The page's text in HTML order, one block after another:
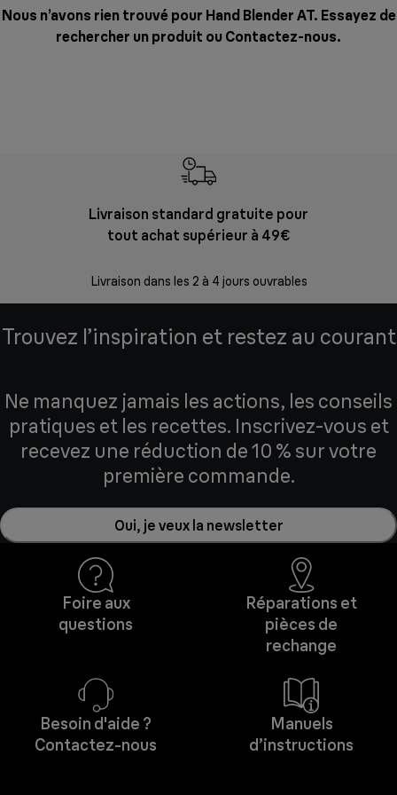
Nous n’avons rien trouvé pour Hand Blender AT. Essayez de
rechercher un produit ou Contactez-nous.
Livraison standard gratuite pour
tout achat supérieur à 49€
Livraison dans les 2 à 4 jours ouvrables
Trouvez l’inspiration et restez au courant
Ne manquez jamais les actions, les conseils
pratiques et les recettes. Inscrivez-vous et
recevez une réduction de 10 % sur votre
première commande.
Oui, je veux la newsletter
Foire aux
questions
Réparations et
pièces de
rechange
Besoin d'aide ?
Contactez-nous
Manuels
d’instructions